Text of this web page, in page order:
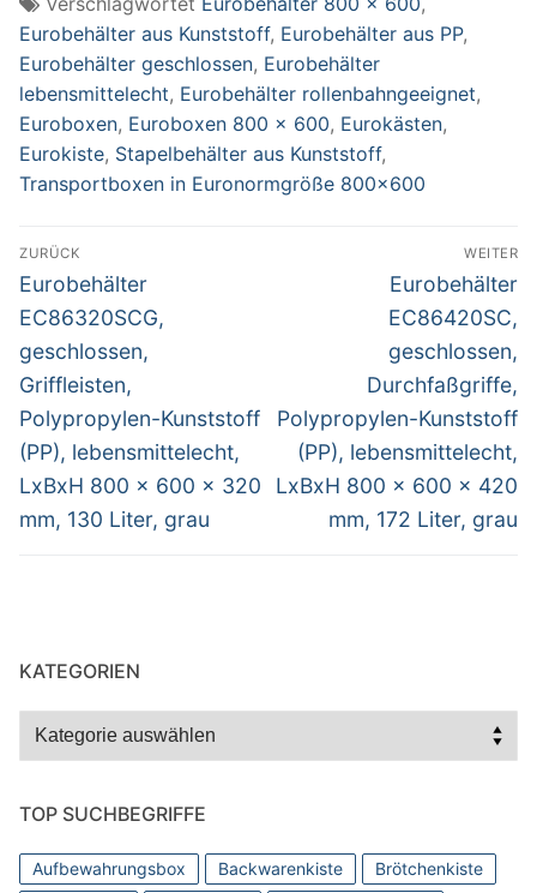
grau
Eurobehälter aus Kunststoff, Eurobehälter aus PP,
Eurobehälter geschlossen, Eurobehälter
lebensmittelecht, Eurobehälter rollenbahngeeignet,
Euroboxen, Euroboxen 800 x 600, Eurokästen,
Eurokiste, Stapelbehälter aus Kunststoff,
Transportboxen in Euronormgröße 800x600
Beitragsnavigation
ZURÜCK
Vorheriger
Beitrag:
Eurobehälter
EC86320SCG,
geschlossen,
Griffleisten,
Polypropylen-Kunststoff
(PP), lebensmittelecht,
LxBxH 800 x 600 x 320
mm, 130 Liter, grau
WEITER
Nächster
Beitrag:
Eurobehälter
EC86420SC,
geschlossen,
Durchfaßgriffe,
Polypropylen-Kunststoff
(PP), lebensmittelecht,
LxBxH 800 x 600 x 420
mm, 172 Liter, grau
KATEGORIEN
Kategorien
TOP SUCHBEGRIFFE
Aufbewahrungsbox Backwarenkiste
Brötchenkiste